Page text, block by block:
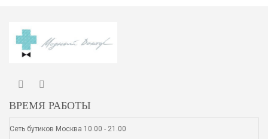
ВРЕМЯ РАБОТЫ
Сеть бутиков Москва 10.00 - 21.00